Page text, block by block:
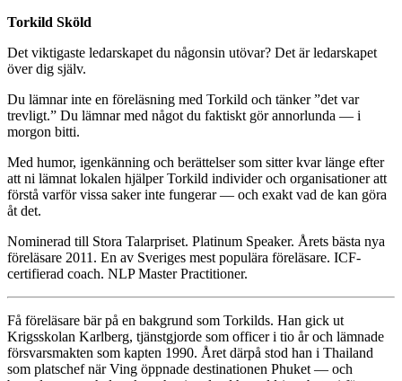
Torkild Sköld
Det viktigaste ledarskapet du någonsin utövar? Det är ledarskapet
över dig själv.
Du lämnar inte en föreläsning med Torkild och tänker ”det var
trevligt.” Du lämnar med något du faktiskt gör annorlunda — i
morgon bitti.
Med humor, igenkänning och berättelser som sitter kvar länge efter
att ni lämnat lokalen hjälper Torkild individer och organisationer att
förstå varför vissa saker inte fungerar — och exakt vad de kan göra
åt det.
Nominerad till Stora Talarpriset. Platinum Speaker. Årets bästa nya
föreläsare 2011. En av Sveriges mest populära föreläsare. ICF-
certifierad coach. NLP Master Practitioner.
Få föreläsare bär på en bakgrund som Torkilds. Han gick ut
Krigsskolan Karlberg, tjänstgjorde som officer i tio år och lämnade
försvarsmakten som kapten 1990. Året därpå stod han i Thailand
som platschef när Ving öppnade destinationen Phuket — och